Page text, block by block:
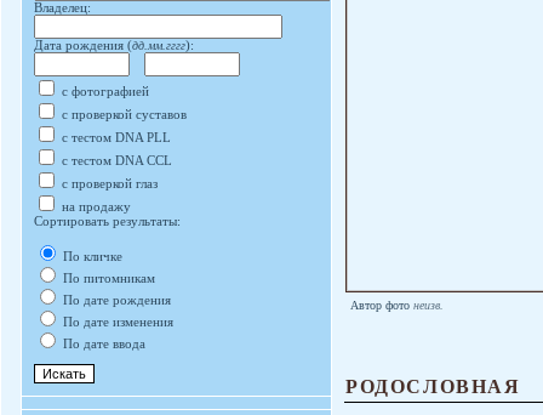
Владелец:
Дата рождения (дд.мм.гггг):
с фотографией
с проверкой суставов
с тестом DNA PLL
с тестом DNA CCL
с проверкой глаз
на продажу
Сортировать результаты:
По кличке
По питомникам
По дате рождения
По дате изменения
По дате ввода
Автор фото неизв.
РОДОСЛОВНАЯ